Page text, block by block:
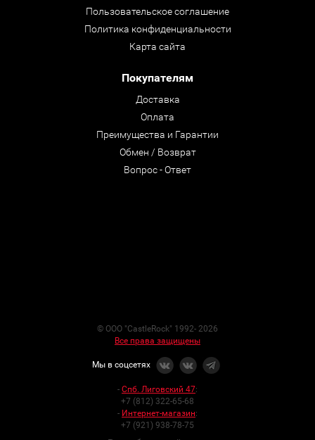
Пользовательское соглашение
Политика конфиденциальности
Карта сайта
Покупателям
Доставка
Оплата
Преимущества и Гарантии
Обмен / Возврат
Вопрос - Ответ
© ООО "CastleRock" 1992- 2026
Все права защищены
Мы в соцсетях
- Спб. Лиговский 47:
+7 (812) 322-65-68
- Интернет-магазин:
+7 (921) 938-78-75